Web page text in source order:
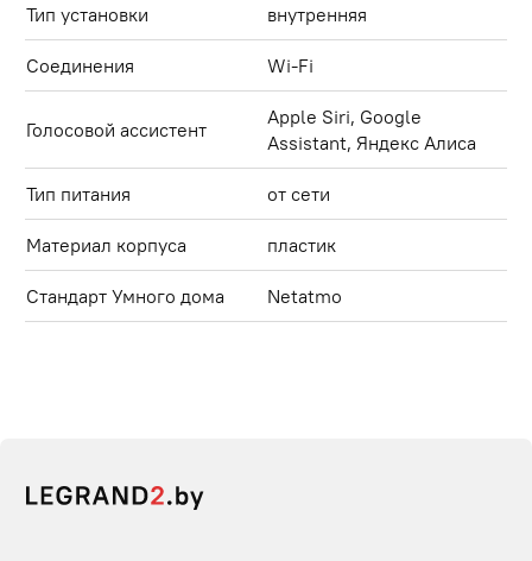
Тип установки внутренняя
Соединения Wi-Fi
Голосовой ассистент
Apple Siri, Google
Assistant, Яндекс Алиса
Тип питания от сети
Материал корпуса пластик
Стандарт Умного дома Netatmo